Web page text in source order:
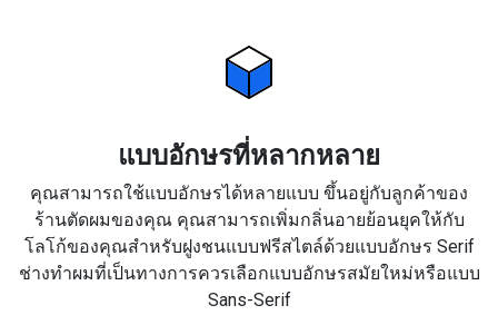
แบบอักษรที่หลากหลาย
คุณสามารถใช้แบบอักษรได้หลายแบบ ขึ้นอยู่กับลูกค้าของ
ร้านตัดผมของคุณ คุณสามารถเพิ่มกลิ่นอายย้อนยุคให้กับ
โลโก้ของคุณสำหรับฝูงชนแบบฟรีสไตล์ด้วยแบบอักษร Serif
ช่างทำผมที่เป็นทางการควรเลือกแบบอักษรสมัยใหม่หรือแบบ
Sans-Serif